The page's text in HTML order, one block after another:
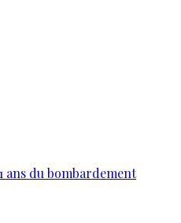
ans du bombardement